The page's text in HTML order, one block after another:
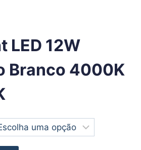
LED 12W
Branco 4000K